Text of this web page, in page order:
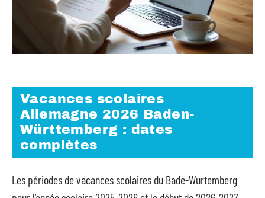
Vacances scolaires
Allemagne 2026 Baden-
Württemberg : dates
complètes
Les périodes de vacances scolaires du Bade-Wurtemberg